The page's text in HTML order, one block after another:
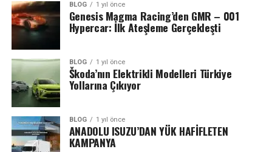
BLOG 1 yıl önce
Genesis Magma Racing’den GMR – 001
Hypercar: İlk Ateşleme Gerçekleşti
BLOG 1 yıl önce
Škoda’nın Elektrikli Modelleri Türkiye
Yollarına Çıkıyor
BLOG 1 yıl önce
ANADOLU ISUZU’DAN YÜK HAFİFLETEN
KAMPANYA